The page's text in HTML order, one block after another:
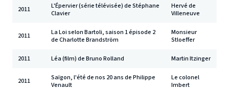
2011
L'Épervier (série télévisée) de Stéphane
Clavier
Hervé de
Villeneuve
2011
La Loi selon Bartoli, saison 1 épisode 2
de Charlotte Brandström
Monsieur
Stloeffer
2011 Léa (film) de Bruno Rolland Martin Itzinger
2011
Saïgon, l'été de nos 20 ans de Philippe
Venault
Le colonel
Imbert